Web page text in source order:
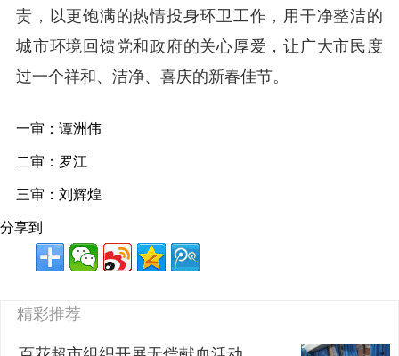
责，以更饱满的热情投身环卫工作，用干净整洁的
城市环境回馈党和政府的关心厚爱，让广大市民度
过一个祥和、洁净、喜庆的新春佳节。
一审：谭洲伟
二审：罗江
三审：刘辉煌
分享到
精彩推荐